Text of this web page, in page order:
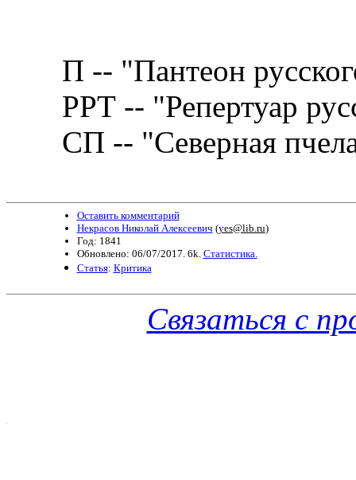
П -- "Пантеон
РРТ -- "Репертуар
СП -- "Северная
Оставить комментарий
Некрасов Николай Алексеевич (yes@lib.ru)
Год: 1841
Обновлено: 06/07/2017. 6k. Статистика.
Статья: Критика
Связаться с